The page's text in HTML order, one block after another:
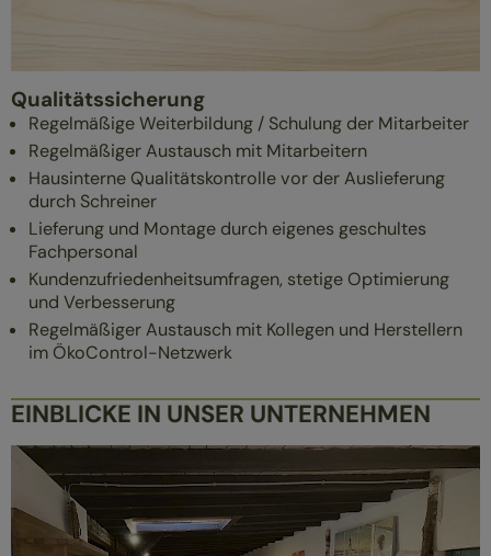
Qualitätssicherung
Regelmäßige Weiterbildung / Schulung der Mitarbeiter
Regelmäßiger Austausch mit Mitarbeitern
Hausinterne Qualitätskontrolle vor der Auslieferung
durch Schreiner
Lieferung und Montage durch eigenes geschultes
Fachpersonal
Kundenzufriedenheitsumfragen, stetige Optimierung
und Verbesserung
Regelmäßiger Austausch mit Kollegen und Herstellern
im ÖkoControl-Netzwerk
EINBLICKE IN UNSER UNTERNEHMEN